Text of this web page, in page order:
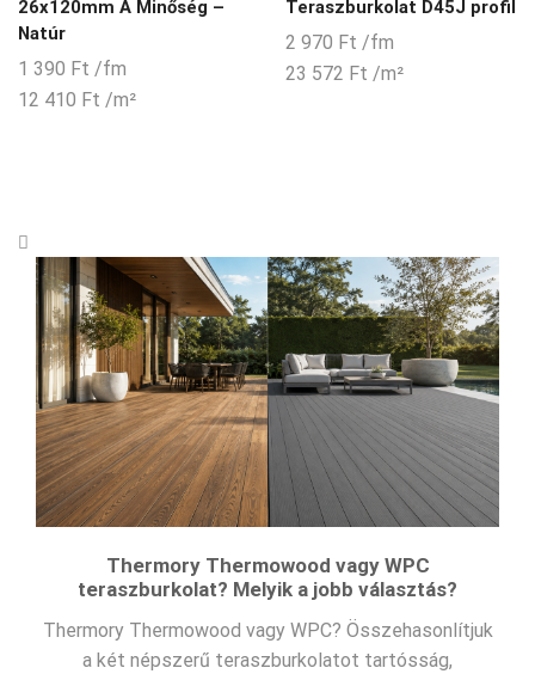
26x120mm A Minőség –
Natúr
1 390 Ft /fm
12 410 Ft /m²
Teraszburkolat D45J profil
2 970 Ft /fm
23 572 Ft /m²
Thermory Thermowood vagy WPC
teraszburkolat? Melyik a jobb választás?
Thermory Thermowood vagy WPC? Összehasonlítjuk
a két népszerű teraszburkolatot tartósság,